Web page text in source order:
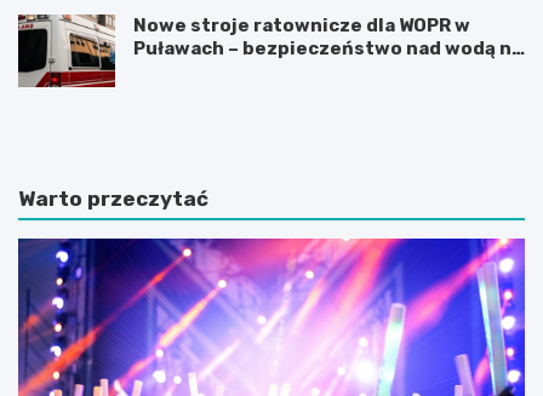
Nowe stroje ratownicze dla WOPR w
Puławach – bezpieczeństwo nad wodą na
O
j
n
i
z
n
a
e
J
e
u
s
1
0
0
l
Warto przeczytać